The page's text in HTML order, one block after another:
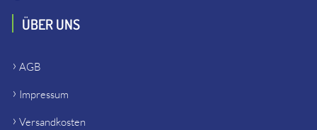
ÜBER UNS
AGB
Impressum
Versandkosten